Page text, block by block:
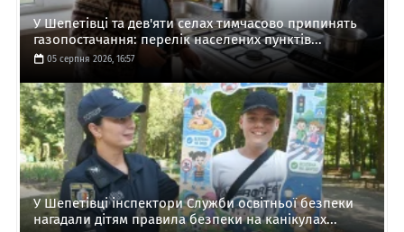
У Шепетівці та дев'яти селах тимчасово припинять
газопостачання: перелік населених пунктів...
05 серпня 2026, 16:57
У Шепетівці інспектори Служби освітньої безпеки
нагадали дітям правила безпеки на канікулах...